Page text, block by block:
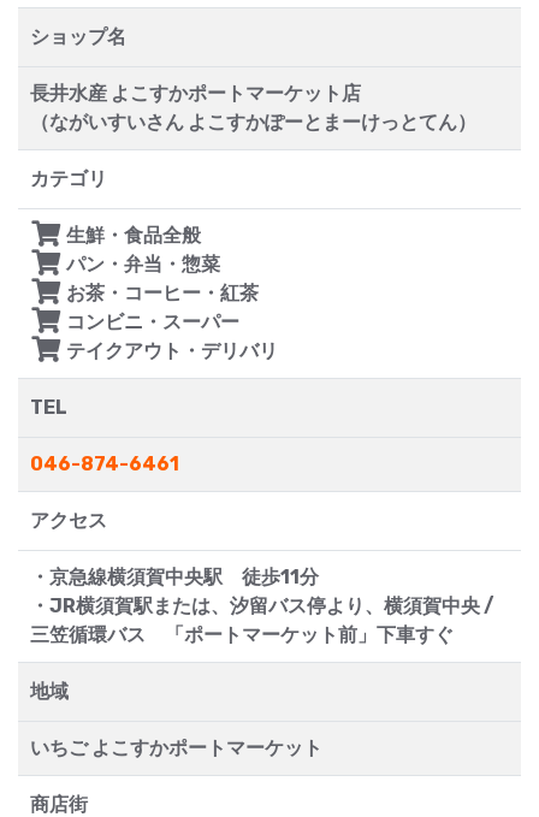
ショップ名
長井水産 よこすかポートマーケット店
（ながいすいさん よこすかぽーとまーけっとてん）
カテゴリ
生鮮・食品全般
パン・弁当・惣菜
お茶・コーヒー・紅茶
コンビニ・スーパー
テイクアウト・デリバリ
TEL
046-874-6461
アクセス
・京急線横須賀中央駅 徒歩11分
・JR横須賀駅または、汐留バス停より、横須賀中央 /
三笠循環バス 「ポートマーケット前」下車すぐ
地域
いちご よこすかポートマーケット
商店街